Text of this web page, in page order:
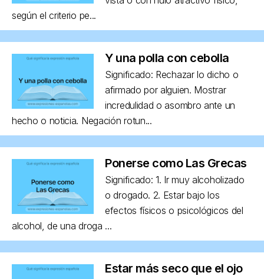
según el criterio pe...
Y una polla con cebolla
Significado: Rechazar lo dicho o
afirmado por alguien. Mostrar
incredulidad o asombro ante un
hecho o noticia. Negación rotun...
Ponerse como Las Grecas
Significado: 1. Ir muy alcoholizado
o drogado. 2. Estar bajo los
efectos físicos o psicológicos del
alcohol, de una droga ...
Estar más seco que el ojo